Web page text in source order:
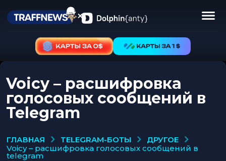
Voicy – расшифровка
голосовых сообщений в
Telegram
ГЛАВНАЯ TELEGRAM-БОТЫ
ДРУГОЕ
voicy – расшифровка голосовых сообщений в
telegram